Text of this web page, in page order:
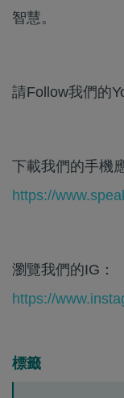
智慧。
請Follow我們的
下載我們的手機
https://
瀏覽我們的IG：
https://
標籤